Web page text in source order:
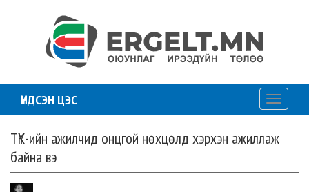
ҮНДСЭН ЦЭС
Toggle
ТҮК-ийн ажилчид онцгой нөхцөлд хэрхэн ажиллаж
байна вэ